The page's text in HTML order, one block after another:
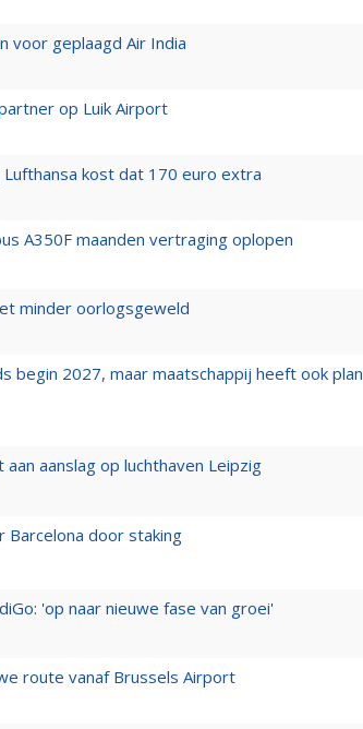
voor geplaagd Air India
op Luik Airport
Lufthansa kost dat 170 euro extra
A350F maanden vertraging oplopen
minder oorlogsgeweld
begin 2027, maar maatschappij heeft ook plan
aanslag op luchthaven Leipzig
Barcelona door staking
'op naar nieuwe fase van groei'
route vanaf Brussels Airport